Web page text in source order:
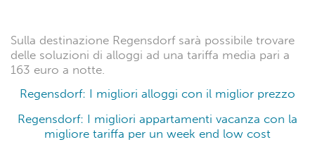
Sulla destinazione Regensdorf sarà possibile trovare
delle soluzioni di alloggi ad una tariffa media pari a
163 euro a notte.
Regensdorf: I migliori alloggi con il miglior prezzo
Regensdorf: I migliori appartamenti vacanza con la
migliore tariffa per un week end low cost